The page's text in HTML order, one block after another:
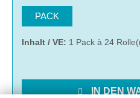
PACK
Inhalt / VE: 1 Pack à 24
IN DEN